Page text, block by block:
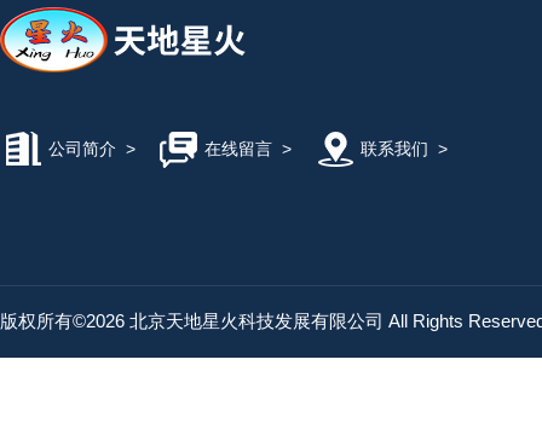
公司简介 > 在线留言> 联系我们 >
版权所有©2026 北京天地星火科技发展有限公司 All Rights